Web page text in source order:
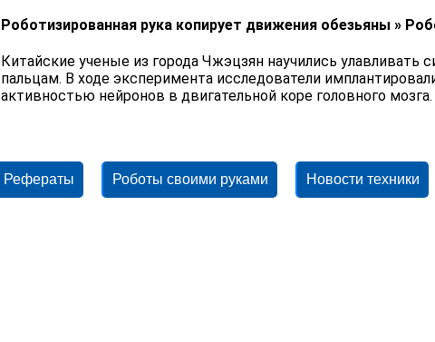
Роботизированная рука копирует движения обезьяны »
Китайские ученые из города Чжэцзян научились улавливать
пальцам. В ходе эксперимента исследователи
активностью нейронов в двигательной коре головного мозга.
Рефераты Роботы своими руками Новости техники